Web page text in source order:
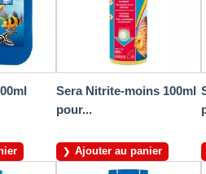
Sera Nitrite-moins 100ml
pour...
Ajouter au panier